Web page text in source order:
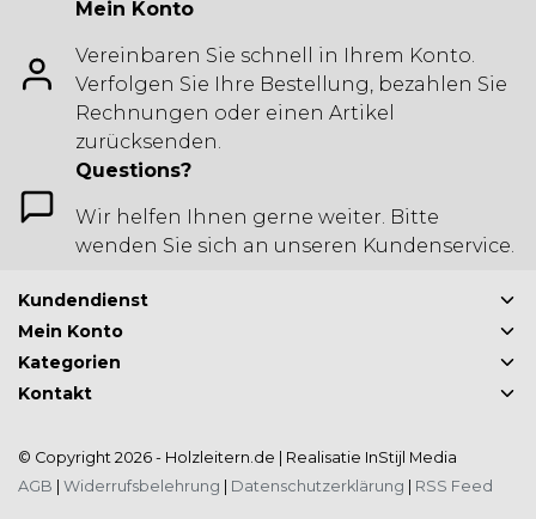
Mein Konto
Vereinbaren Sie schnell in Ihrem Konto.
Verfolgen Sie Ihre Bestellung, bezahlen Sie
Rechnungen oder einen Artikel
zurücksenden.
Questions?
Wir helfen Ihnen gerne weiter. Bitte
wenden Sie sich an unseren Kundenservice.
Kundendienst
Mein Konto
Kategorien
Kontakt
© Copyright 2026 - Holzleitern.de | Realisatie InStijl Media
AGB
Widerrufsbelehrung Datenschutzerklärung RSS Feed